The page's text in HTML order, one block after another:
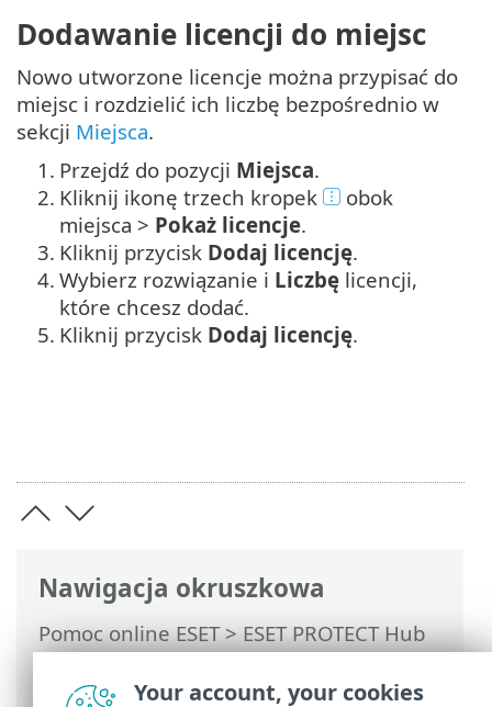
Nawigacja okruszkowa
Pomoc online ESET>ESET PROTECT Hub
>Korzystanie z usługi ESET PROTECT Hub
Licencje> Dodaj licencję
Dodawanie licencji do miejsc
Nowo utworzone licencje można przypisać do
miejsc i rozdzielić ich liczbę bezpośrednio w
sekcji Miejsca.
1. Przejdź do pozycji Miejsca.
2. Kliknij ikonę trzech kropek
obok
miejsca > Pokaż licencje.
3. Kliknij przycisk Dodaj licencję.
4. Wybierz rozwiązanie i Liczbę licencji,
które chcesz dodać.
5. Kliknij przycisk Dodaj licencję.
Your account, your cookies